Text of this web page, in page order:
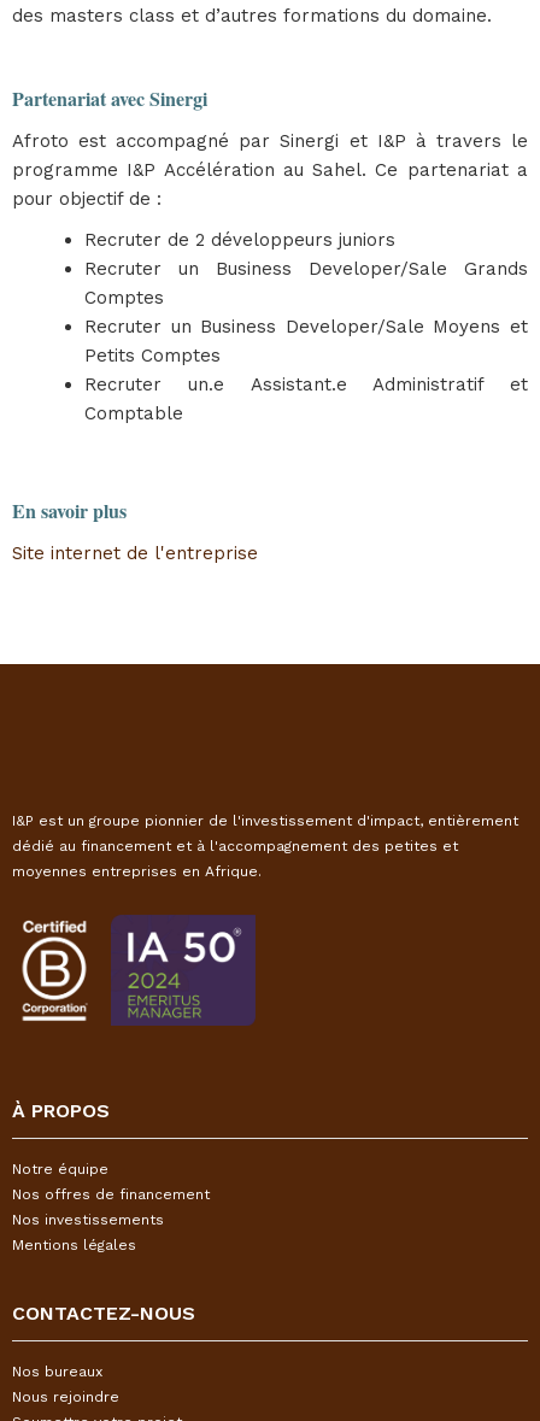
des masters class et d’autres formations du domaine.
Partenariat avec Sinergi
Afroto est accompagné par Sinergi et I&P à travers le
programme I&P Accélération au Sahel. Ce partenariat a
pour objectif de :
Recruter de 2 développeurs juniors
Recruter un Business Developer/Sale Grands
Comptes
Recruter un Business Developer/Sale Moyens et
Petits Comptes
Recruter un.e Assistant.e Administratif et
Comptable
En savoir plus
Site internet de l'entreprise
I&P est un groupe pionnier de l'investissement d'impact, entièrement
dédié au financement et à l'accompagnement des petites et
moyennes entreprises en Afrique.
À PROPOS
Notre équipe
Nos offres de financement
Nos investissements
Mentions légales
CONTACTEZ-NOUS
Nos bureaux
Nous rejoindre